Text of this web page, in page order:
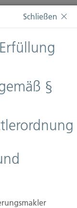
Sie weiterhin
SeiteDatenschutz
Schließen
§